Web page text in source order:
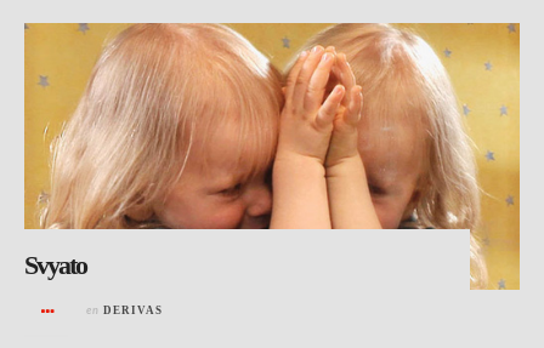
Svyato
en DERIVAS